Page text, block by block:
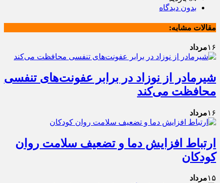
بدون دیدگاه
مقالات مشابه:
۱۶مرداد
شیرمادر از نوزاد در برابر عفونت‌های تنفسی
محافظت می‌کند
۱۶مرداد
ارتباط افزایش دما و تضعیف سلامت روان
کودکان
۱۵مرداد